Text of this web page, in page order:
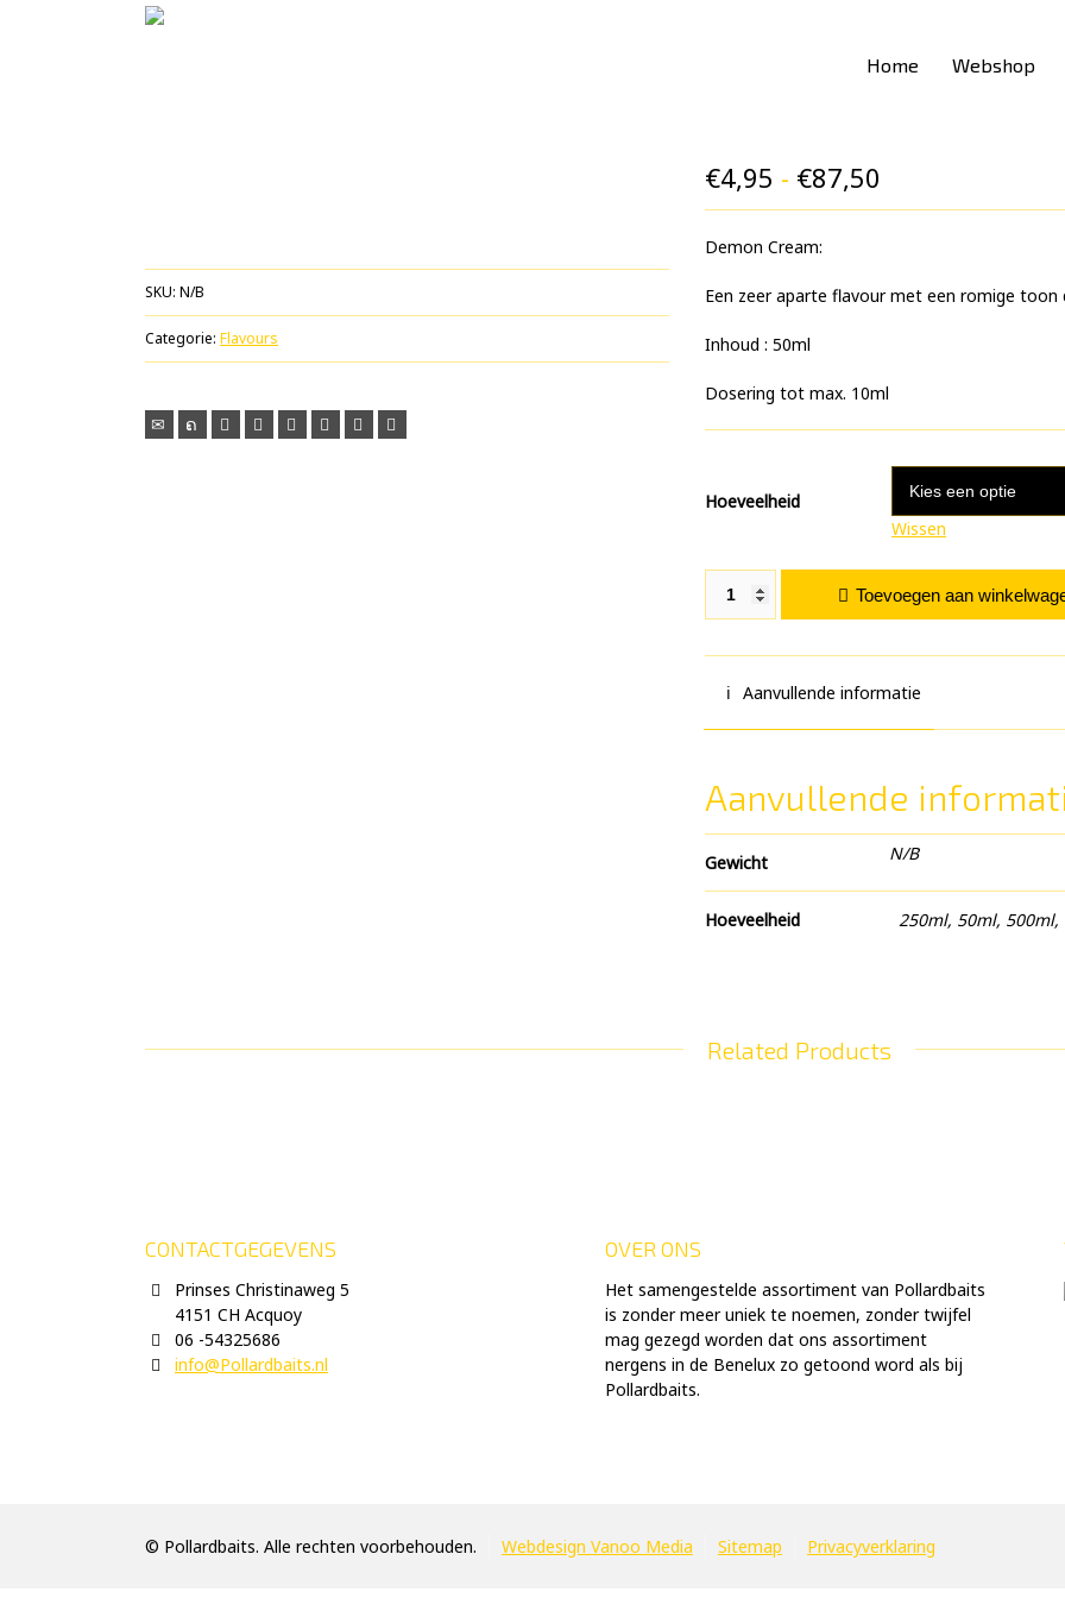
Home Webshop
SKU: N/B
Categorie: Flavours
€4,95 - €87,50
€4,95
€87,50
Demon Cream:
Een zeer aparte flavour met een romige
Inhoud : 50ml
Dosering tot max. 10ml
Hoeveelheid
Wissen
Demon Cream aantalToevoegen aan
Aanvullende informatie
Aanvullende
Gewicht N/B
Hoeveelheid 250ml, 50ml, 500ml,
Related Products
CONTACTGEGEVENS
Prinses Christinaweg 5
4151 CH Acquoy
06 -54325686
info@Pollardbaits.nl
OVER ONS
Het samengestelde assortiment van Pollardbaits
is zonder meer uniek te noemen, zonder twijfel
mag gezegd worden dat ons assortiment
nergens in de Benelux zo getoond word als bij
Pollardbaits.
© Pollardbaits. Alle rechten voorbehouden. Webdesign Vanoo Media Sitemap Privacyverklaring